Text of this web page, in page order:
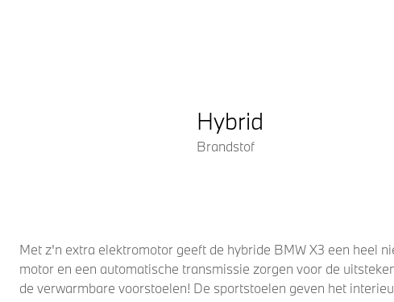
Hybrid
Brandstof
Met z'n extra elektromotor geeft de hybride BMW X3 een heel
motor en een automatische transmissie zorgen voor de
de verwarmbare voorstoelen! De sportstoelen geven het